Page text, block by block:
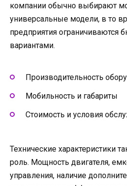
компании обычно выбирают
универсальные модели, в то
предприятия
вариантами.
Производительность
Мобильность и габариты
Стоимость и условия
Технические характеристики
роль. Мощность двигателя,
управления, наличие